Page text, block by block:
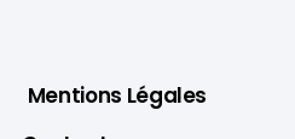
Mentions Légales